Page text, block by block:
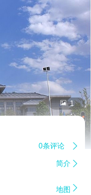
 1
0条评论 
简介 
地图 